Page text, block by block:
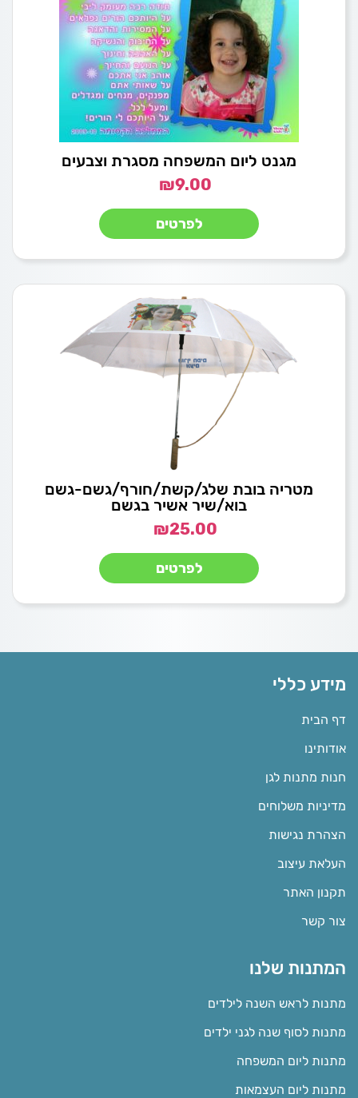
מגנט ליום המשפחה מסגרת וצבעים
₪9.00
לפרטים
מטריה בובת שלג/קשת/חורף/גשם-גשם
בוא/שיר אשיר בגשם
₪25.00
לפרטים
מידע כללי
דף הבית
אודותינו
חנות מתנות לגן
מדיניות משלוחים
הצהרת נגישות
העלאת עיצוב
תקנון האתר
צור קשר
המתנות שלנו
מתנות לראש השנה לילדים
מתנות לסוף שנה לגני ילדים
מתנות ליום המשפחה
מתנות ליום העצמאות